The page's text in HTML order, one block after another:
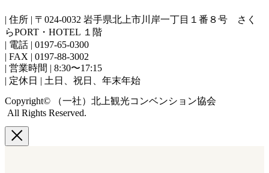
| 住所 | 〒024-0032 岩手県北上市川岸一丁目１番８号 さく
らPORT・HOTEL １階
| 電話 | 0197-65-0300
| FAX | 0197-88-3002
| 営業時間 | 8:30〜17:15
| 定休日 | 土日、祝日、年末年始
Copyright© （一社）北上観光コンベンション協会
All Rights Reserved.